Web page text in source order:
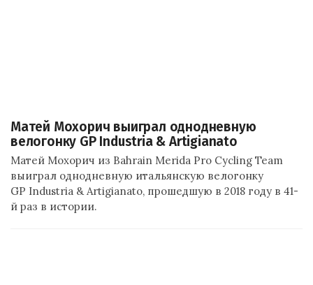
Матей Мохорич выиграл однодневную
велогонку GP Industria & Artigianato
Матей Мохорич из Bahrain Merida Pro Cycling Team
выиграл однодневную итальянскую велогонку
GP Industria & Artigianato, прошедшую в 2018 году в 41-
й раз в истории.